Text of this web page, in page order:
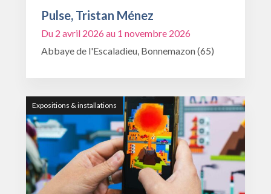
Pulse, Tristan Ménez
Du 2 avril 2026 au 1 novembre 2026
Abbaye de l'Escaladieu, Bonnemazon (65)
Expositions & installations